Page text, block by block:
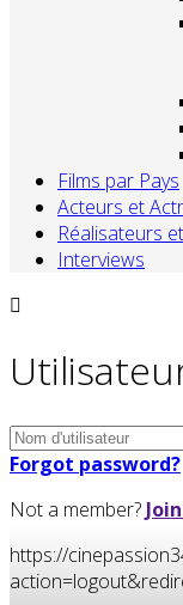
Films par Pays
Acteurs et
Réalisateurs
Interviews
Forgot password?
Not a member?
https://